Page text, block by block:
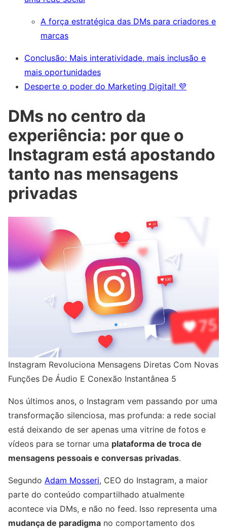
A força estratégica das DMs para criadores e
marcas
Conclusão: Mais interatividade, mais inclusão e
mais oportunidades
Desperte o poder do Marketing Digital! 💜
DMs no centro da
experiência: por que o
Instagram está apostando
tanto nas mensagens
privadas
Instagram Revoluciona Mensagens Diretas Com Novas
Funções De Áudio E Conexão Instantânea 5
Nos últimos anos, o Instagram vem passando por uma
transformação silenciosa, mas profunda: a rede social
está deixando de ser apenas uma vitrine de fotos e
vídeos para se tornar uma plataforma de troca de
mensagens pessoais e conversas privadas.
Segundo Adam Mosseri, CEO do Instagram, a maior
parte do conteúdo compartilhado atualmente
acontece via DMs, e não no feed. Isso representa uma
mudança de paradigma no comportamento dos